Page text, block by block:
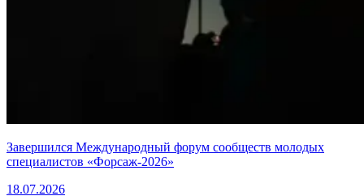
Завершился Международный форум сообществ молодых
специалистов «Форсаж-2026»
18.07.2026